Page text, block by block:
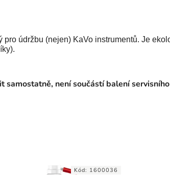
údržbu (nejen) KaVo instrumentů. Je
není součástí balení
Kód: 1600036